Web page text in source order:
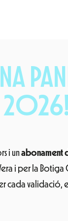
i unabonament
i per la Botiga
cada validació,